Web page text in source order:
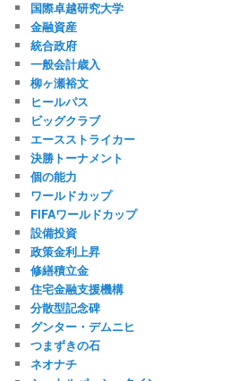
国際卓越研究大学
金融資産
統合政府
一般会計歳入
柳ヶ瀬裕文
ヒールパス
ビッグクラブ
エースストライカー
決勝トーナメント
個の能力
ワールドカップ
FIFAワールドカップ
設備投資
政策金利上昇
修繕積立金
住宅金融支援機構
分散型記念碑
グンター・デムニヒ
つまずきの石
ネオナチ